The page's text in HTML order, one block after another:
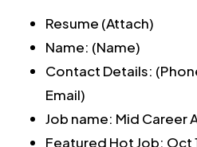
Resume (Attach)
Name: (Name)
Contact Details:
Email)
Job name: Mid Career
Featured Hot Job: Oct